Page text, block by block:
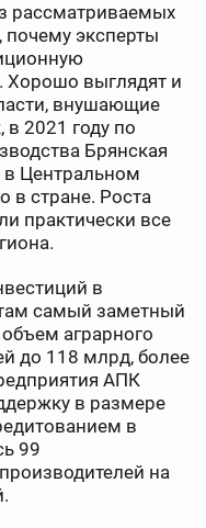
рассматриваемых
почему эксперты
Хорошо выглядят и
внушающие
в 2021 году по
Брянская
в Центральном
в стране. Роста
практически все
в
самый заметный
аграрного
до 118 млрд, более
АПК
в размере
в
99
на